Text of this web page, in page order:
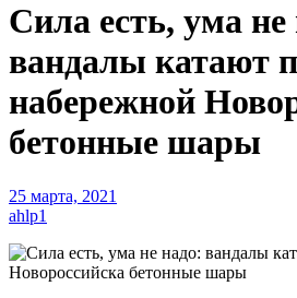
Сила есть, ума не
вандалы катают
набережной
бетонные шары
25 марта, 2021
ahlp1